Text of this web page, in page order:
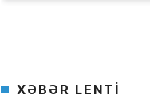
XƏBƏR LENTİ